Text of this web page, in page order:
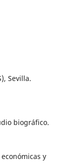
Sevilla.
biográfico.
y